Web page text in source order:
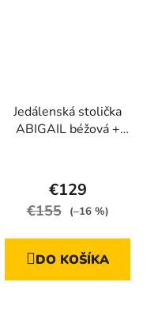
Jedálenská stolička
ABIGAIL béžová +
€129
€155 (–16 %)
DO KOŠÍKA